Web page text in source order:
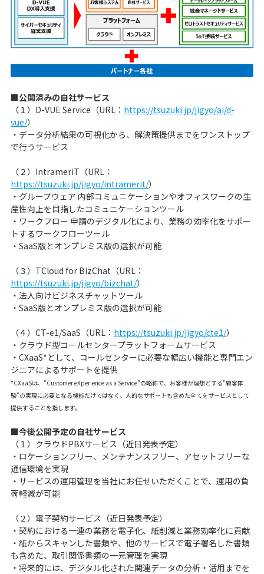
■公開済みの自社サービス
（１）D-VUE Service（URL： https://tsuzuki.jp/jigyo/ai/d-
vue/）
・データ分析結果の可視化から、解決策提供までをワンストップ
で行うサービス
（２）IntrameriT（URL：
https://tsuzuki.jp/jigyo/intramerit/）
・グループウェア 内部コミュニケーションやオフィスワークの生
産性向上を目指したコミュニケーションツール
・ワークフロー 申請のデジタル化により、業務の効率化をサポー
トするワークフローツール
・SaaS版とオンプレミス版の選択が可能
（３）TCloud for BizChat（URL：
https://tsuzuki.jp/jigyo/bizchat/）
・法人向けビジネスチャットツール
・SaaS版とオンプレミス版の選択が可能
（４）CT-e1/SaaS（URL： https://tsuzuki.jp/jigyo/cte1/）
・クラウド型コールセンタープラットフォームサービス
・CXaaS*として、コールセンターに必要な幅広い機能と専門エン
ジニアによるサポートを提供
*CXaaSは、"Customer eXperience as a Service"の略称で、お客様が理想とする"顧客体
験"の実現に必要となる機能だけではなく、人的なサポートも含めた全てをサービスとして
提供することを指します。
■今後公開予定の自社サービス
（１）クラウドPBXサービス（近日発表予定）
・ロケーションフリー、メンテナンスフリー、アセットフリーな
通信環境を実現
・サービスの運用管理を当社にお任せいただくことで、運用の負
荷軽減が可能
（２）電子契約サービス（近日発表予定）
・契約における一連の業務を電子化、紙削減と業務効率化に貢献
・紙からスキャンした書類や、他のサービスで電子署名した書類
も含めた、取引関係書類の一元管理を実現
・将来的には、デジタル化された関連データの分析・活用までを